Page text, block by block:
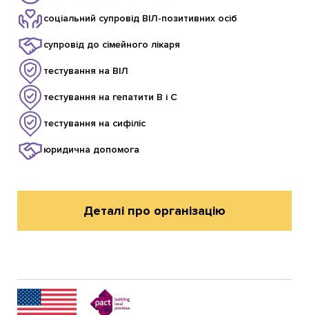
соціальний супровід ВІЛ-позитивних осіб
супровід до сімейного лікаря
тестування на ВІЛ
тестування на гепатити В і С
тестування на сифіліс
юридична допомога
Деталі про організацію